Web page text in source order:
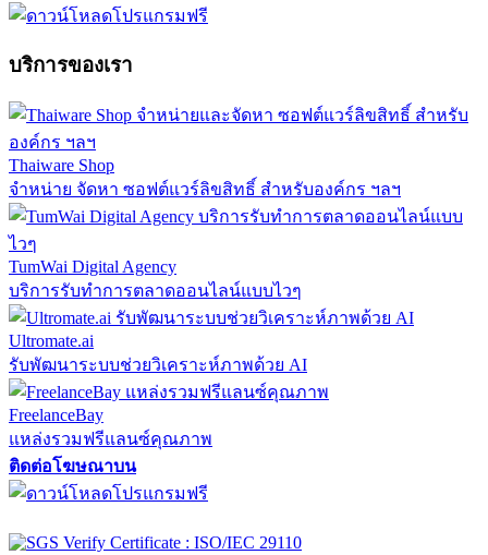
บริการของเรา
Thaiware Shop
จำหน่าย จัดหา ซอฟต์แวร์ลิขสิทธิ์ สำหรับองค์กร ฯลฯ
TumWai Digital Agency
บริการรับทำการตลาดออนไลน์แบบไวๆ
Ultromate.ai
รับพัฒนาระบบช่วยวิเคราะห์ภาพด้วย AI
FreelanceBay
แหล่งรวมฟรีแลนซ์คุณภาพ
ติดต่อโฆษณาบน